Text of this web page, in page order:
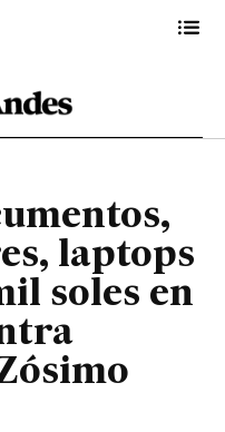
Cárdenas
laptops
soles en